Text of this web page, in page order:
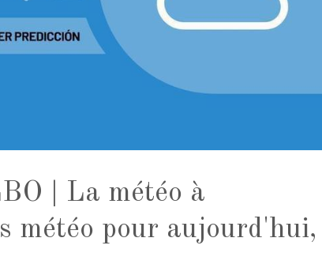
| La météo à
météo pour aujourd'hui,